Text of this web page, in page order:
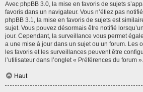
Avec phpBB 3.0, la mise en favoris de sujets
favoris dans un navigateur. Vous n’étiez pas
phpBB 3.1, la mise en favoris de sujets est
sujet. Vous pouvez désormais être notifié
jour. Cependant, la surveillance vous permet
a une mise à jour dans un sujet ou un forum. Les
les favoris et les surveillances peuvent être
l’utilisateur dans l’onglet « Préférences du forum ».
Haut